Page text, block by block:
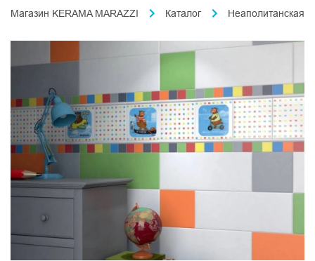
Магазин KERAMA MARAZZI Каталог Неаполитанская